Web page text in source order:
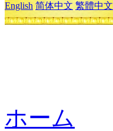
English 简体中文 繁體中文
ホーム